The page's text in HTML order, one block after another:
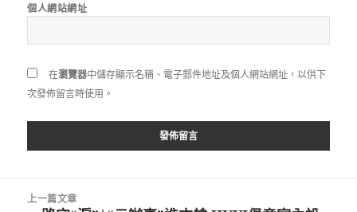
個人網站網址
在瀏覽器中儲存顯示名稱、電子郵件地址及個人網站網址，以供下
次發佈留言時使用。
上一篇文章